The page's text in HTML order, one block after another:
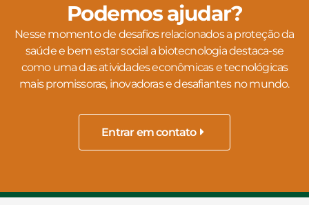
Podemos ajudar?
Nesse momento de desafios relacionados a proteção da
saúde e bem estar social a biotecnologia destaca-se
como uma das atividades econômicas e tecnológicas
mais promissoras, inovadoras e desafiantes no mundo.
Entrar em contato